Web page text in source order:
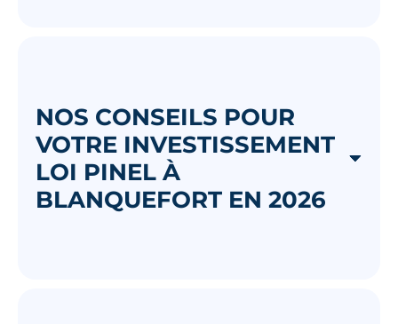
NOS CONSEILS POUR
VOTRE INVESTISSEMENT
LOI PINEL À
BLANQUEFORT EN 2026